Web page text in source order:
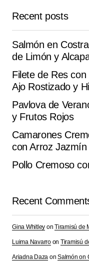
Perfecto para
Almendra’ . seguí
Vasco V.
Reply
Your email
Your Name*
Alternative:
Recent posts
Salmón en
de Limón y
Filete de Res
Ajo Rostizado y
Pavlova de
y Frutos Rojos
Camarones
con Arroz Jazmín
Pollo Cremoso
Recent
Gina Whitley onTiramisú de
Luima Navarroon Tiramisú
Ariadna Daza onSalmón on